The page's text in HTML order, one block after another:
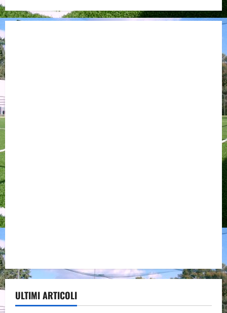
ULTIMI ARTICOLI